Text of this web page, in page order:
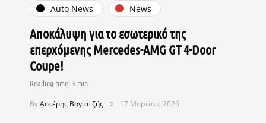
Auto News News
Αποκάλυψη για το εσωτερικό της
επερχόμενης Mercedes-AMG GT 4-Door
Coupe!
ByΑστέρης Βογιατζής 17 Μαρτίου, 2026